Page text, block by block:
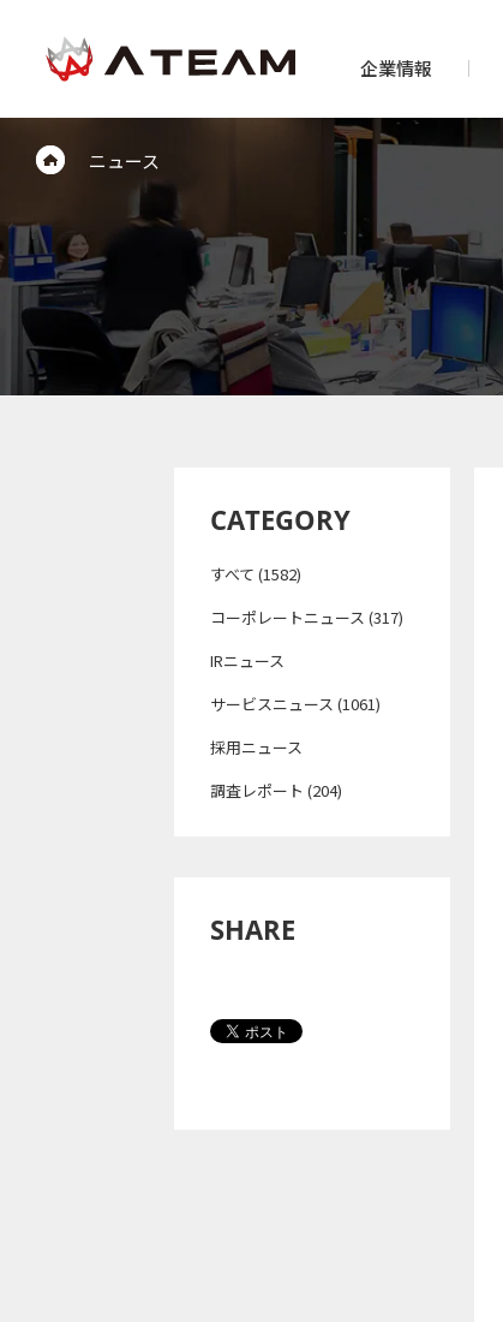
企業情報
ニュース
CATEGORY
すべて (1582)
コーポレートニュース (317)
IRニュース
サービスニュース (1061)
採用ニュース
調査レポート (204)
SHARE